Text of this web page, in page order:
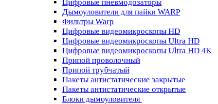
Цифровые пневмодозаторы
Дымоуловители для пайки WARP
Фильтры Warp
Цифровые видеомикроскопы HD
Цифровые видеомикроскопы Ultra HD
Цифровые видеомикроскопы Ultra HD 4K
Припой проволочный
Припой трубчатый
Пакеты антистатические закрытые
Пакеты антистатические открытые
Блоки дымоуловителя